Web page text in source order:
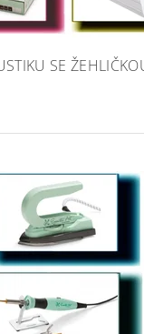
SE